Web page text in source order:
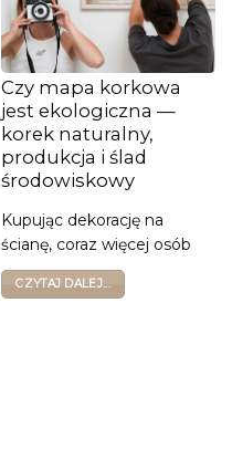
Czy mapa korkowa
jest ekologiczna —
korek naturalny,
produkcja i ślad
środowiskowy
Kupując dekorację na
ścianę, coraz więcej osób
CZYTAJ DALEJ...